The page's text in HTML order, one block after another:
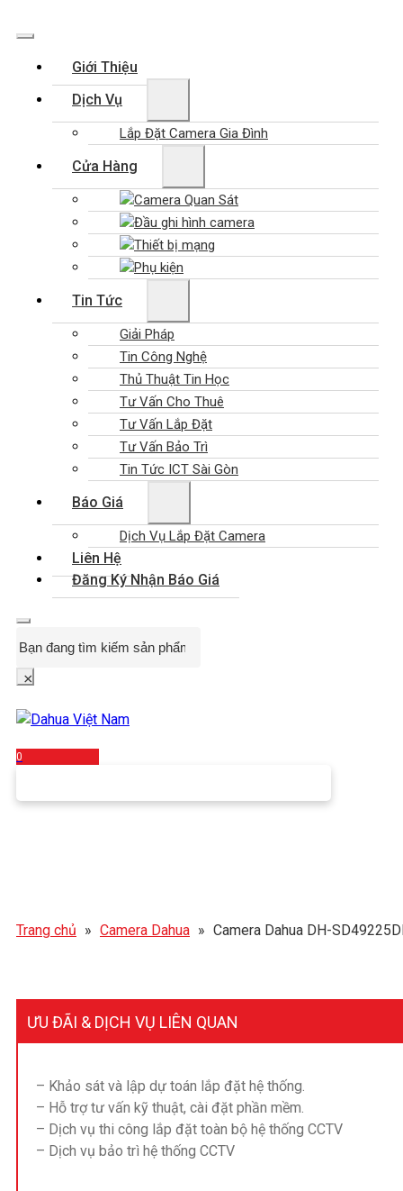
Giới Thiệu
Dịch Vụ
Lắp Đặt Camera Gia Đình
Cửa Hàng
Camera Quan Sát
Đầu ghi hình camera
Thiết bị mạng
Phụ kiện
Tin Tức
Giải Pháp
Tin Công Nghệ
Thủ Thuật Tin Học
Tư Vấn Cho Thuê
Tư Vấn Lắp Đặt
Tư Vấn Bảo Trì
Tin Tức ICT Sài Gòn
Báo Giá
Dịch Vụ Lắp Đặt Camera
Liên Hệ
Đăng Ký Nhận Báo Giá
×
0
Trang chủ » Camera Dahua » Camera Dahua DH-
ƯU ĐÃI & DỊCH VỤ LIÊN QUAN
– Khảo sát và lập dự toán lắp đặt hệ thống.
– Hỗ trợ tư vấn kỹ thuật, cài đặt phần mềm.
– Dịch vụ thi công lắp đặt toàn bộ hệ thống CCTV
– Dịch vụ bảo trì hệ thống CCTV